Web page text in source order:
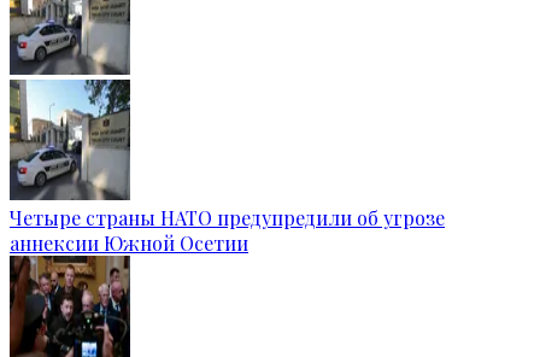
Четыре страны НАТО предупредили об угрозе
аннексии Южной Осетии